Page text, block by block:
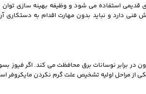
قدیمی استفاده می‌ شود و وظیفه بهینه‌ سازی توان
فنی دارد و نباید بدون مهارت اقدام به
در برابر نوسانات برق محافظت می‌ کند. اگر
مراحل اولیه تشخیص علت گرم نکردن مایکروفر